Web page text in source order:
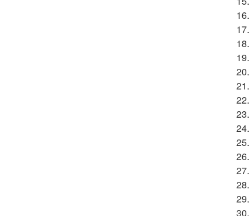
16.
17.
18.
19.
20.
21.
22.
23.
24.
25.
26.
27.
28.
29.
30.